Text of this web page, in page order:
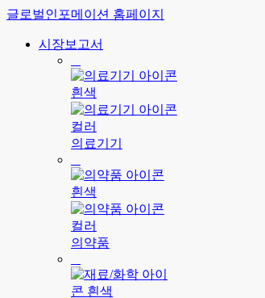
글로벌인포메이션 홈페이지
시장보고서
의료기기
의약품